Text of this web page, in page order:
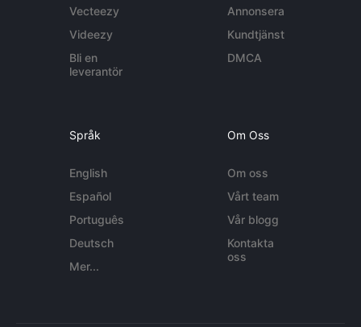
Vecteezy
Videezy
Bli en
leverantör
Annonsera
Kundtjänst
DMCA
Språk
English
Español
Português
Deutsch
Mer...
Om Oss
Om oss
Vårt team
Vår blogg
Kontakta
oss